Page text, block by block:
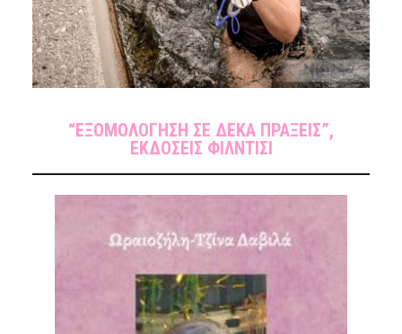
“ΕΞΟΜΟΛΟΓΗΣΗ ΣΕ ΔΕΚΑ ΠΡΑΞΕΙΣ”,
ΕΚΔΟΣΕΙΣ ΦΙΛΝΤΙΣΙ